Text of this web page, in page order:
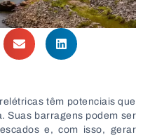
têm potenciais que
Suas barragens podem ser
e, com isso, gerar